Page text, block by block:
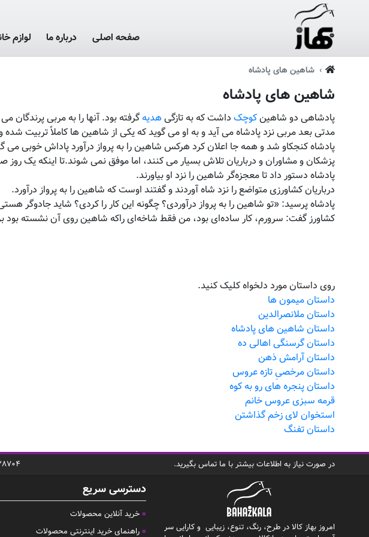
صفحه اصلی درباره ما لوازم
شاهین های پادشاه
شاهین های پادشاه
پادشاهی دو شاهینکوچک داشت که به تازگی هدیه گرفته بود. آنها را به مربی پرندگان
مدتی بعد مربی نزد پادشاه می آید و به او می گوید که یکی از شاهین ها کاملاً تربیت
پادشاه کنجکاو شد و همه جا اعلان کرد هرکس شاهین را به پرواز درآورد پاداش خوبی می
پزشکان و مشاوران و درباریان تلاش بسیار می کنند، اما موفق نمی شوند.تا اینکه یک
پادشاه دستور داد تا معجزه‌گر شاهین را نزد او بیاورند.
درباریان کشاورزی متواضع را نزد شاه آوردند و گفتند اوست که شاهین را به پرواز درآورد.
پادشاه پرسید: «تو شاهین را به پرواز درآوردی؟ چگونه این کار را کردی؟ شاید جادوگر
کشاورز گفت: سرورم، کار ساده‌ای بود، من فقط شاخه‌ای راکه شاهین روی آن نشسته بود
روی داستان مورد دلخواه کلیک کنید.
داستان میمون ها
داستان ملانصرالدین
داستان شاهین های پادشاه
داستان گرسنگی اهالی ده
داستان آرامش ذهن
داستان مرخصیِ تازه عروس
داستان پنجره های رو به کوه
قرمه سبزی عروس خانم
استخوان لای زخم گذاشتن
داستان تفنگ
در صورت نیاز به اطلاعات بیشتر با ما تماس بگیرید. ۰۲۱
امروز بهاز کالا در طرح، رنگ، تنوع، زیبایی و کارایی سر
دسترسی سریع
خرید آنلاین محصولات
راهنمای خرید اینترنتی محصولات